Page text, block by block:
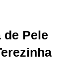
de Pele